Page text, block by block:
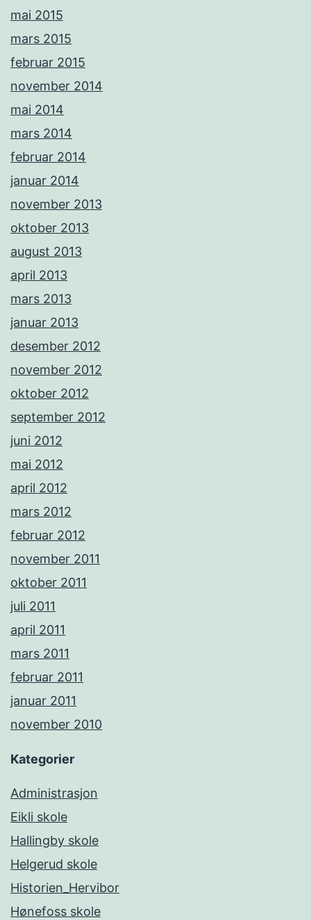
mai 2015
mars 2015
februar 2015
november 2014
mai 2014
mars 2014
februar 2014
januar 2014
november 2013
oktober 2013
august 2013
april 2013
mars 2013
januar 2013
desember 2012
november 2012
oktober 2012
september 2012
juni 2012
mai 2012
april 2012
mars 2012
februar 2012
november 2011
oktober 2011
juli 2011
april 2011
mars 2011
februar 2011
januar 2011
november 2010
Kategorier
Administrasjon
Eikli skole
Hallingby skole
Helgerud skole
Historien_Hervibor
Hønefoss skole